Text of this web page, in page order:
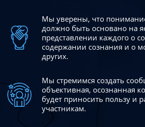
Мы уверены, что
должно быть основано на
представлении каждого о
содержании сознания и о
других.
Мы стремимся создать
объективная, осознанная
будет приносить пользу и
участникам.